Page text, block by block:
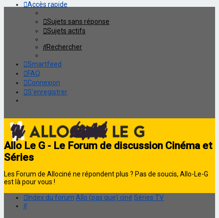
Accès rapide
Sujets sans réponse
Sujets actifs
Rechercher
Smartfeed
FAQ
Connexion
S’enregistrer
Allo Le G - Le Forum de discussion Cinéma et
Séries
Les Forum de Allociné ne répondent plus ? Pas de soucis, Allo-Le-G
est là pour vous !
Index du forum Allo (pas que) ciné Séries TV
Rechercher